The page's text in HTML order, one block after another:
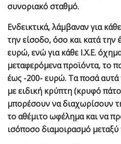
συνοριακό σταθμό.
Ενδεικτικά, λάμβαναν για
την είσοδο, όσο και κατά την
ευρώ, ενώ για κάθε Ι.Χ.Ε.
μεταφερόμενα προϊόντα, το
έως -200- ευρώ. Τα ποσά αυτά
με ειδική κρύπτη (κρυφό
μπορέσουν να διαχωρίσουν
το αθέμιτο ωφέλημα και να
ισόποσο διαμοιρασμό μεταξύ